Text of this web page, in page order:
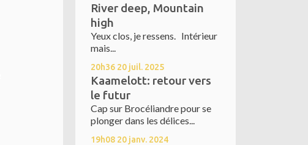
River deep, Mountain
high
Yeux clos, je ressens. Intérieur
mais...
20h36 20 juil. 2025
Kaamelott: retour vers
le futur
Cap sur Brocéliandre pour se
plonger dans les délices...
19h08 20 janv. 2024